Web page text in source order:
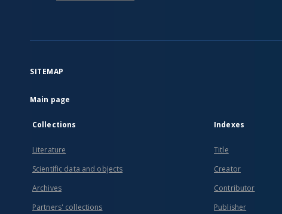
SITEMAP
Main page
Collections
Literature
Scientific data and objects
Archives
Partners' collections
Indexes
Title
Creator
Contributor
Publisher